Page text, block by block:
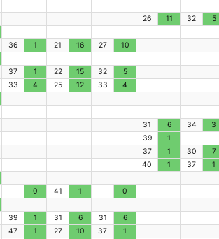
26 11 32 5
36 1 21 16 27
10
37 1 22 15 32
5
33 4 25 12 33
4
31 6 34 3
39 1
37 1 30 7
40 1 37 1
0 41 1 0
39 1 31 6 31
6
47 1 27 10 37
1